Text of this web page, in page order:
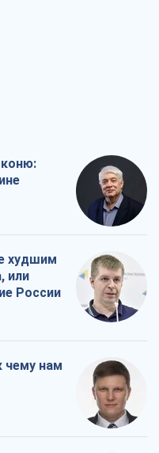
худшим
или
России
чему нам